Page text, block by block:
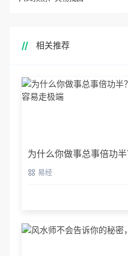
相关推荐
为什么你做事总事倍功
力越容易走极端
易经